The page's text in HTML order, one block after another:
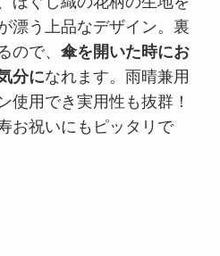
漂う上品なデザイン。裏
ので、 傘を開いた時にお
分になれます。雨晴兼用
使用でき実用性も抜群！
お祝いにもピッタリで